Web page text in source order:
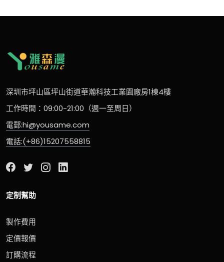
深圳市坪山區坪山街道華瀚科技工業園廠房1棟4樓
工作時間：09:00-21:00（週一至周日）
電郵:hi@yousame.com
電話:(+86)15207558815
定制幫助
製作費用
定價報價
訂購流程